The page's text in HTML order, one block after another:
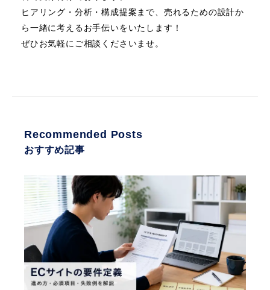
ヒアリング・分析・構成提案まで、売れるための設計か
ら一緒に考えるお手伝いをいたします！
ぜひお気軽にご相談くださいませ。
Recommended Posts
おすすめ記事